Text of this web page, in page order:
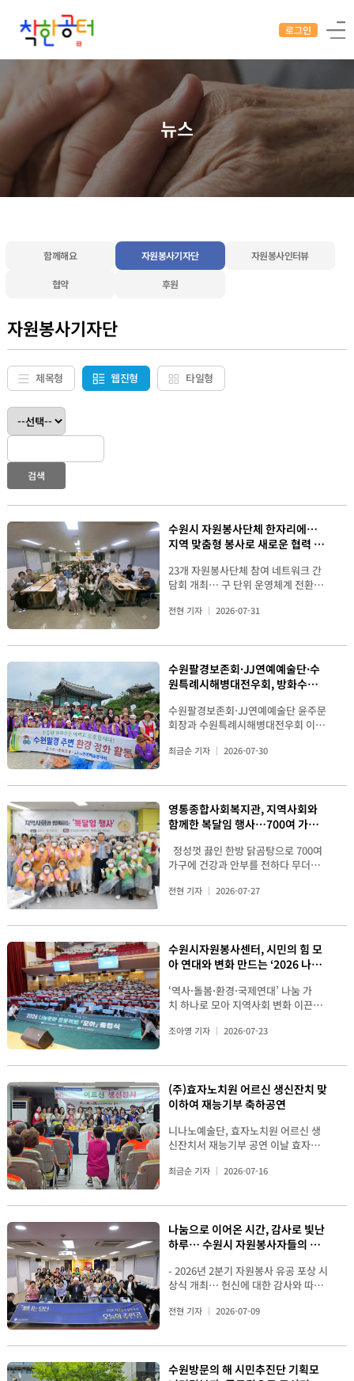
로그인
뉴스
함께해요 자원봉사기자단 자원봉사인터뷰
협약 후원
자원봉사기자단
제목형 웹진형 타일형
검색
수원시 자원봉사단체 한자리에…
지역 맞춤형 봉사로 새로운 협력 다
23개 자원봉사단체 참여 네트워크 간
담회 개최… 구 단위 운영체계 전환과
자원봉사단체 단체가 모여 기념촬영을
난 7 월 29 일 센터 4 층 대강당에서 '
원봉사단체 간담회 ' 를 개최하고 지역
사회 문제 해결과 지속 가능한 자원봉
다 . 이날 간담회에는 수원시에서 활동
하는 23 개 자원봉사단체 34 명이 참석
다 . 최영화 센터장이 인사말을 하고
사말에서 ' 시민이 만드는 자원봉사 행
변화하는 지역 환경에 맞춘 자원봉사
운영의 필요성을 강조했다 . 특히 기존
구 ( 區 ) 단위 중심으로 개편해 각 구
의 인구 규모와 지역 특성을 반영한 맞
춤형 자원봉사 활동을 추진하겠다고
밝혔다 . 또한 현장에서 활동하는 자
렴해 실질적인 사업에 반영하고 , 지역
별 문제를 함께 해결하는 협력체계를
구축해 나가겠다는 방향도 제시했다 .
이어 " 오늘 나누는 다양한 의견들이
앞으로 수원시 자원봉사 정책과 사업
의 밑거름이 되길 바란다 " 며 봉사단
체 간 지속적인 소통과 협력을 당부했
다 . 간담회에 참가한 단체들이 단체
소개를 하고 있다. 이어 진행된 단체
는 대표 봉사활동과 운영 사례를 공유
하며 서로의 활동을 이해하는 시간을
가졌다 . 환경보호와 탄소중립 캠페인
, 재난 지원 , 독거노인 급식과 물리치
료 봉사 , 문화예술 공연 , 장수사진 촬
영 , 주거환경 개선과 이사지원 등 다양
한 분야에서 펼쳐지는 봉사활동이 소
개되면서 단체별 전문성과 경험을 공
이어진 네트워킹에서는 지역사회가
직면한 다양한 문제를 함께 고민하고
해결하기 위한 협력 방안이 활발하게
논의됐다 . 참석자들은 봉사단체 간 정
보 공유를 확대하고 공동사업을 발굴
하는 한편 , 각 단체의 전문성을 연계한
원봉사 활동을 추진하자는 데 뜻을 모
가 필요로 하는 다양한 봉사 분야에서
전현 기자 2026-07-31
수원팔경보존회·JJ연예예술단·수
원특례시해병대전우회, 방화수류정
수원팔경보존회·JJ연예예술단 윤주문
회장과 수원특례시해병대전우회 이호
방화수류정과 용연 주변을 찾아 ‘그린
의 아름다운 명소와 소중한 문화유산
적한 관람 환경을 조성하기 위해 마련
됐다. 참여자들은 무더운 날씨에도 방
간 등을 구석구석 살피며 버려진 생활
쓰레기와 담배꽁초, 재활용품 등을 수
회원들이 방화수류정과 용연 일대에서
펼치고 있다.] 특히 방화수류정은 수
와 주변 자연경관이 어우러져 많은 시
민과 관광객이 찾는 수원의 대표적인
용연 역시 계절마다 아름다운 풍경을
선사하며 시민들의 휴식 공간으로 사
랑받고 있다. 참여자들은 단순히 쓰레
기를 수거하는 데 그치지 않고 문화재
등 수원의 역사와 자연환경을 함께 보
존한다는 마음으로 활동에 임했다. 또
한 방문객들에게 쾌적한 환경을 제공
하고 문화유산 보호의 중요성을 알리
는 데에도 뜻을 모았다. 윤주문 수원
팔경보존회·JJ연예예술단 회장은 “수
원의 대표 명소인 방화수류정과 용연
을 회원들과 함께 직접 가꿀 수 있어 매
우 뜻깊다”며 “수원의 아름다운 자연
록 앞으로도 정기적인 환경정화 활동
을 이어가겠다”고 말했다. 이호성 수
원특례시해병대전우회 회장은 “지역
의 소중한 문화유산을 지키고 시민들
에게 쾌적한 환경을 제공하는 활동에
함께할 수 있어 감사하다”며 “앞으로
도 지역사회에 도움이 필요한 곳을 찾
아 다양한 봉사활동에 지속적으로 참
환경정화 활동의 취지와 소감을 전하
고 있다.] 한편, 수원팔경보존회와 JJ
최금순 기자 2026-07-30
영통종합사회복지관, 지역사회와
함께한 복달임 행사…700여 가정
정성껏 끓인 한방 닭곰탕으로 700여
가구에 건강과 안부를 전하다 무더위
합사회복지관이 지역사회와 함께 정성
전달하며 건강한 여름나기를 응원했다
지관 4층 식당에서 '지역사회와 함께
하는 여름맞이 복달임 행사'를 열고 독
여 가정에 한방 닭곰탕을 전달했다.
복달임 행사는 우리나라 전통 복날 보
보양식을 마련해 어려운 이웃과 나누
2022년부터 매년 이어오며 지역사회
켜 오고 있다. 올해는 기존 삼계탕 대
신 한방 재료를 넣어 오랜 시간 푹 끓인
드럽게 삶아 어르신들이 보다 편안하
게 드실 수 있도록 했으며, 영양은 물론
소화 부담까지 고려해 무더위에 지친
취약계층의 건강 회복에 도움이 되도
원과 자원봉사자들은 식재료 손질과
행사 준비를 마쳤으며, 행사 당일에는
조리와 포장, 배달 준비까지 모든 과정
이 분주하게 이어졌다. <영통종합사회
복지관 직원과 자원봉사자들이 복달임
행사에 앞서 단체사진을 촬영하며 성
공적인 행사를 다짐하고 있다.> 이날
행사에는 수원시여성리더회, 수원사랑
나눔상록자원봉사단, 영동중학교·영
봉사자가 함께했다. 참가자들은 재료
손질부터 조리, 용기 포장까지 역할을
나눠 협력하며 나눔의 의미를 더했다.
전현 기자 2026-07-27
수원시자원봉사센터, 시민의 힘 모
아 연대와 변화 만드는 ‘2026 나눔
추진
‘역사·돌봄·환경·국제연대’ 나눔 가
치 하나로 모아 지역사회 변화 이끈다
피해 긴급구호까지 다양한 파트너십
(M.O.A) 출정식에 참석한 이재준 수
공공과 민간, 시민의 참여와 협력을 바
탕으로 지역사회 변화를 이끌어낼
(M.O.A)’를 본격적으로 추진한다. 이
번 프로젝트는 시민들의 자발적인 참
고 지속가능한 나눔문화를 지역사회
프로젝트명인 ‘모아(M.O.A)’는
Outreach(나눔의 확장), Action(실
천과 변화)의 세 가지 핵심 가치를 담
하고 계승하는 것에서 시작해, 나눔의
대상을 개인에서 지역사회, 나아가 국
외까지 넓혀 실질적인 변화를 만들어
가겠다는 의지를 담았다. [2026 나눔
사업 내용을 소개하고 있다.] 중장기
전략형 과제부터 환경·복지·국제연대
까지 다각도 협력 ‘2026 나눔문화 프
조아영 기자 2026-07-23
(주)효자노치원 어르신 생신잔치 맞
이하여 재능기부 축하공연
니나노예술단, 효자노치원 어르신 생
신잔치서 재능기부 공연 이날 효자노
기 위한 특별한 잔치가 마련됐다. 니나
움과 행복을 전하기 위해 노래와 춤 등
따뜻한 마음과 열정이 담긴 무대에 어
르신들은 큰 박수로 화답했다. 일부 어
함께 노래하고 춤을 추며 즐거운 시간
을 보냈다. <효자노치원 어르신 생신
생일을 함께 축하하며 기념사진을 촬
열정이 담긴 무대에 어르신들은 큰 박
에서 일어나 단원들과 함께 노래하고
최금순 기자 2026-07-16
나눔으로 이어온 시간, 감사로 빛난
하루… 수원시 자원봉사자들의 뜻
- 2026년 2분기 자원봉사 유공 포상 시
상식 개최… 헌신에 대한 감사와 따뜻
기 자원봉사 유공 포상 시상식에 참석
하고 있다.> 7 월 9 일 수원시자원봉
봉사 유공 포상 시상식 ' 은 지역사회
전현 기자 2026-07-09
수원방문의 해 시민추진단 기획모